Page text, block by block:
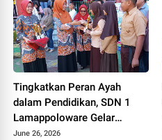
Tingkatkan Peran Ayah
dalam Pendidikan, SDN 1
Lamappoloware Gelar
"Gerakan Ayah Mengambil
June 26, 2026